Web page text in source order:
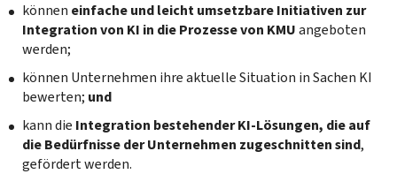
können einfache und leicht umsetzbare Initiativen zur
Integration von KI in die Prozesse von KMUangeboten
werden;
können Unternehmen ihre aktuelle Situation in Sachen KI
bewerten; und
kann die Integration bestehender KI-Lösungen, die auf
die Bedürfnisse der Unternehmen zugeschnitten sind,
gefördert werden.